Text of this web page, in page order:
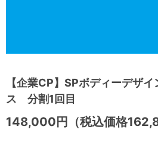
【企業CP】SPボディーデザ
ス 分割1回目
148,000円（税込価格